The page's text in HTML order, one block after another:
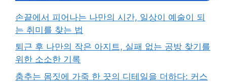
손끝에서 피어나는 나만의 시간, 일상이 예술이 되
는 취미를 찾는 법
퇴근 후 나만의 작은 아지트, 실패 없는 공방 찾기를
위한 소소한 기록
춤추는 몸짓에 가죽 한 끗의 디테일을 더하다: 커스